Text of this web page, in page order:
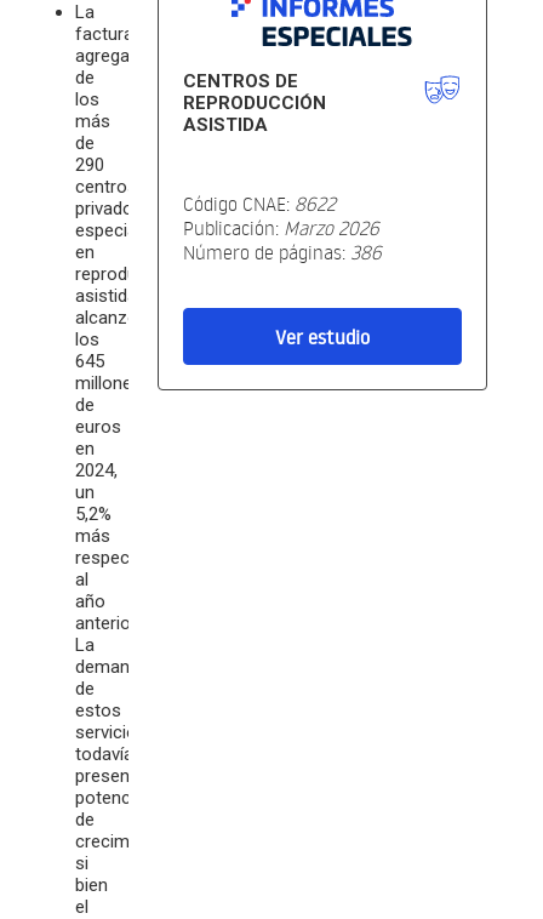
CENTROS DE
REPRODUCCIÓN
ASISTIDA
Código CNAE: 8622
Publicación: Marzo 2026
Número de páginas: 386
Ver estudio
La
facturación
agregada
de
los
más
de
290
centros
privados
especializados
en
reproducción
asistida
alcanzó
los
645
millones
de
euros
en
2024,
un
5,2%
más
respecto
al
año
anterior.
La
demanda
de
estos
servicios
todavía
presenta
potencial
de
crecimiento,
si
bien
el